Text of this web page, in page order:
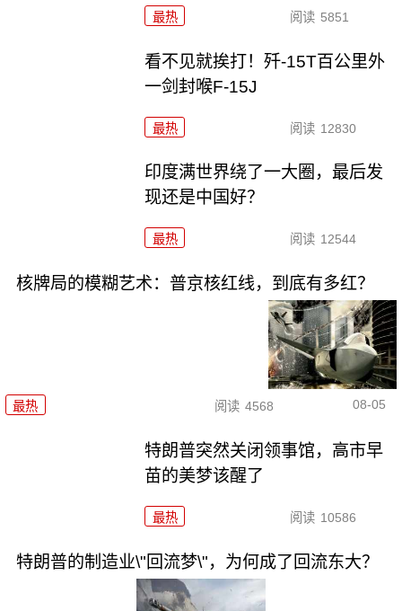
最热 阅读 5851
看不见就挨打！歼-15T百公里外
一剑封喉F-15J
最热 阅读 12830
印度满世界绕了一大圈，最后发
现还是中国好？
最热 阅读 12544
核牌局的模糊艺术：普京核红线，到底有多红？
最热 阅读 4568 08-05
特朗普突然关闭领事馆，高市早
苗的美梦该醒了
最热 阅读 10586
特朗普的制造业\"回流梦\"，为何成了回流东大？